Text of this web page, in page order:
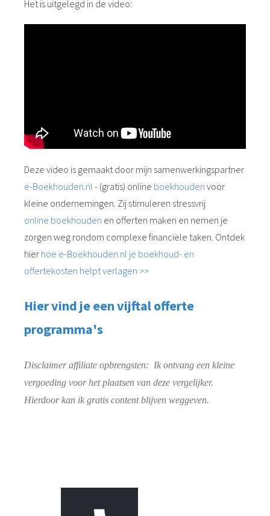
Het is uitgelegd in de video:
Deze video is gemaakt door mijn samenwerkingspartner
e-Boekhouden.nl - (gratis) online boekhouden voor
kleine ondernemingen. Zij stimuleren stressvrij
online boekhouden en offerten maken en nemen je
zorgen weg rondom complexe financiële taken. Ontdek
hier hoe e-Boekhouden.nl je boekhoud- en
offertekosten helpt verlagen >>
Hier vind je een vijftal offerte
programma's
Disclaimer affiliate opbrengsten: Ik ontvang een kleine
vergoeding voor het plaatsen van deze vergelijker.
Hierdoor kan ik gratis content blijven weggeven.